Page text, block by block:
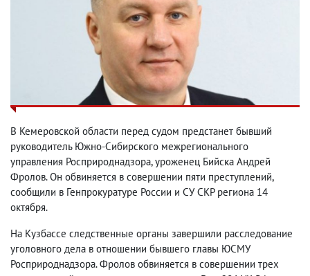
В Кемеровской области перед судом предстанет бывший
руководитель Южно-Сибирского межрегионального
управления Росприроднадзора, уроженец Бийска Андрей
Фролов. Он обвиняется в совершении пяти преступлений,
сообщили в Генпрокуратуре России и СУ СКР региона 14
октября.
На Кузбассе следственные органы завершили расследование
уголовного дела в отношении бывшего главы ЮСМУ
Росприроднадзора. Фролов обвиняется в совершении трех